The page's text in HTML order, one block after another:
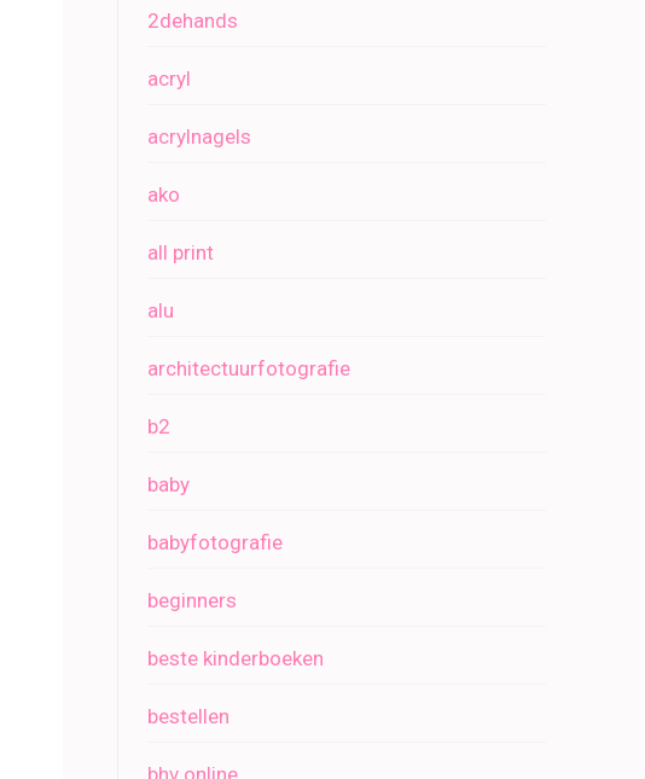
2dehands
acryl
acrylnagels
ako
all print
alu
architectuurfotografie
b2
baby
babyfotografie
beginners
beste kinderboeken
bestellen
bhv online